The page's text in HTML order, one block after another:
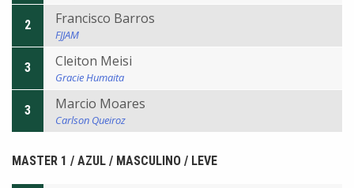
2 Francisco Barros
FJJAM
3 Cleiton Meisi
Gracie Humaita
3 Marcio Moares
Carlson Queiroz
MASTER 1 / AZUL / MASCULINO / LEVE